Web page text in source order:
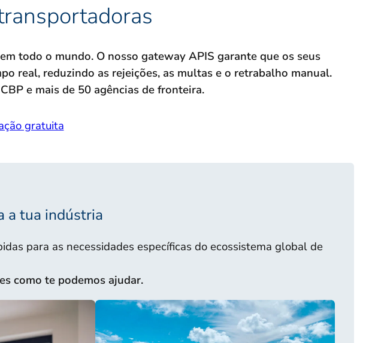
todo o mundo. O nosso gateway APIS garante que os seus
real, reduzindo as rejeições, as multas e o retrabalho manual.
e mais de 50 agências de fronteira.
gratuita
a tua indústria
para as necessidades específicas do ecossistema global de
como te podemos ajudar.